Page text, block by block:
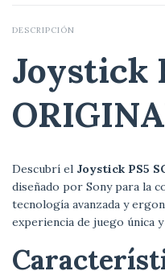
DESCRIPCIÓN
Joystick
Descubrí el Joystick PS5
diseñado por Sony para la
tecnología avanzada y
experiencia de juego única